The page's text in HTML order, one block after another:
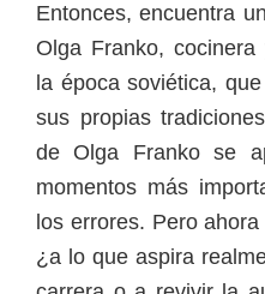
Entonces, encuentra
Olga Franko,
la época soviética,
sus propias
de Olga Franko se
momentos más
los errores. Pero
¿a lo que aspira